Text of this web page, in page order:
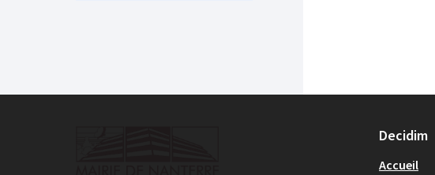
Decidim
Accueil